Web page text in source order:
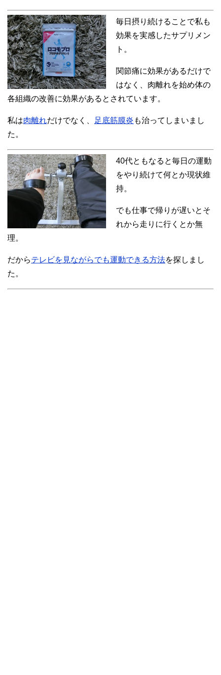
毎日摂り続けることで私も
効果を実感したサプリメン
ト。
関節痛に効果があるだけで
はなく、肉離れを始め体の
各組織の改善に効果があるとされています。
私は肉離れだけでなく、 足底筋膜炎 も治ってしまいまし
た。
40代ともなると毎日の運動
をやり続けて何とか現状維
持。
でも仕事で帰りが遅いとそ
れから走りに行くとか無
理。
だからテレビを見ながらでも運動できる方法を探しまし
た。